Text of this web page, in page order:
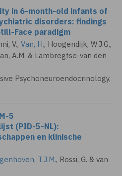
in 6-month-old infants of
disorders: findings
Face paradigm
V., Van, H., Hoogendijk, W.J.G.,
A.M. & Lambregtse-van den
Psychoneuroendocrinology,
5
(PID-5-NL):
en klinische
T.J.M., Rossi, G. & van